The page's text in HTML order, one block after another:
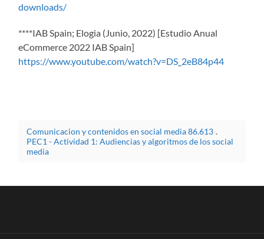
downloads/
****IAB Spain; Elogia (Junio, 2022) [Estudio Anual
eCommerce 2022 IAB Spain]
https://www.youtube.com/watch?v=DS_2eB84p44
Comunicacion y contenidos en social media 86.613 .
PEC1 - Actividad 1: Audiencias y algoritmos de los social
media